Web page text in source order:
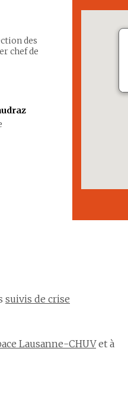
des
chef de
suivis de crise
Lausanne-CHUVet à